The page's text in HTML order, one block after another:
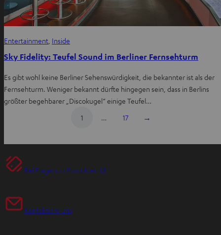
Entertainment Inside
Sky Fidelity: Teufel Sound im Berliner Fernsehturm
Es gibt wohl keine Berliner Sehenswürdigkeit, die bekannter ist als der
Fernsehturm. Weniger bekannt dürfte hingegen sein, dass in Berlins
größter begehbarer „Discokugel“ einige Teufel…
1
… 17 →
Bei Fragen zu Produkten
Kontaktiere uns